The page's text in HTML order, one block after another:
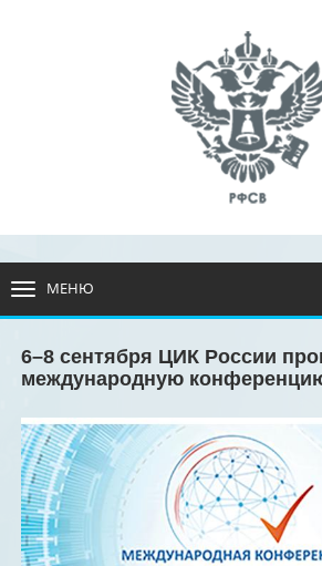
МЕНЮ
6–8 сентября ЦИК России
международную